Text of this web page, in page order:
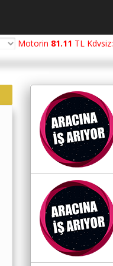
Motorin 81.11 TL Kdvsiz: